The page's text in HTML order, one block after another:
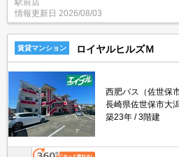
駅前店
情報更新日 2026/08/03
賃貸マンション ロイヤルヒルズＭ
西肥バス（佐世保
長崎県佐世保市大
築23年
3階建